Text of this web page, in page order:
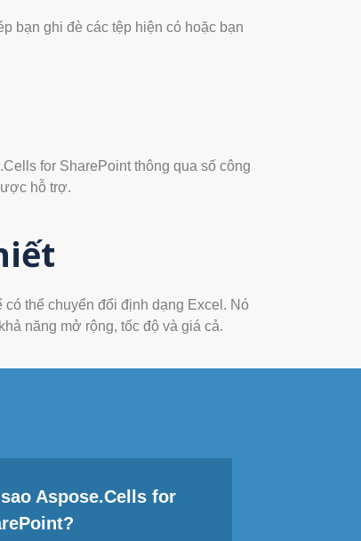
bạn ghi đè các tệp hiện có hoặc bạn
for SharePoint thông qua số công
hỗ trợ.
thể chuyển đổi định dạng Excel. Nó
năng mở rộng, tốc độ và giá cả.
Aspose.Cells for